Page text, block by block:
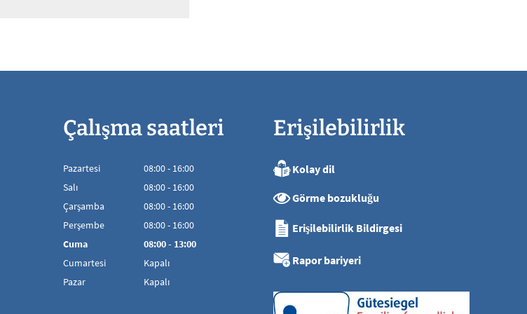
Çalışma saatleri
Pazartesi 08:00- 16:00
08:00'den 16:00'ya kadar
Salı 08:00- 16:00
08:00'den 16:00'ya kadar
Çarşamba 08:00- 16:00
08:00'den 16:00'ya kadar
Perşembe 08:00- 16:00
08:00'den 16:00'ya kadar
Cuma 08:00- 13:00
08:00 - 13:00 arası
Cumartesi
Kapalı
Pazar
Kapalı
Erişilebilirlik
Kolay dil
Görme bozukluğu
Erişilebilirlik Bildirgesi
Rapor bariyeri